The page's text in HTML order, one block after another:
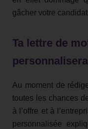
gâcher votre
Ta lettre de
Au moment de
toutes les chances
à l’offre et à
personnalisée